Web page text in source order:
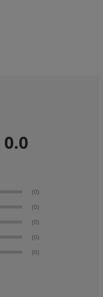
0.0
(0)
(0)
(0)
(0)
(0)